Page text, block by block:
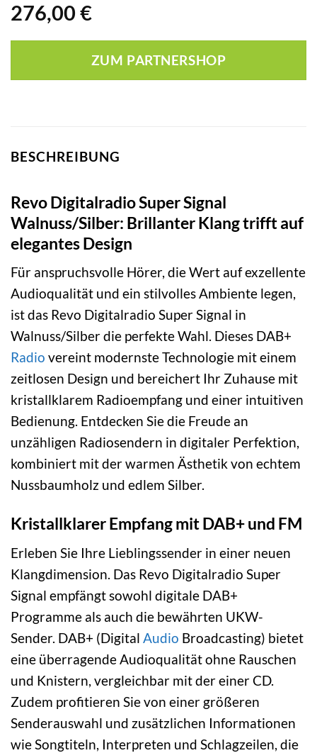
276,00 €
ZUM PARTNERSHOP
BESCHREIBUNG
Revo Digitalradio Super Signal
Walnuss/Silber: Brillanter Klang trifft auf
elegantes Design
Für anspruchsvolle Hörer, die Wert auf exzellente
Audioqualität und ein stilvolles Ambiente legen,
ist das Revo Digitalradio Super Signal in
Walnuss/Silber die perfekte Wahl. Dieses DAB+
Radio vereint modernste Technologie mit einem
zeitlosen Design und bereichert Ihr Zuhause mit
kristallklarem Radioempfang und einer intuitiven
Bedienung. Entdecken Sie die Freude an
unzähligen Radiosendern in digitaler Perfektion,
kombiniert mit der warmen Ästhetik von echtem
Nussbaumholz und edlem Silber.
Kristallklarer Empfang mit DAB+ und FM
Erleben Sie Ihre Lieblingssender in einer neuen
Klangdimension. Das Revo Digitalradio Super
Signal empfängt sowohl digitale DAB+
Programme als auch die bewährten UKW-
Sender. DAB+ (Digital Audio Broadcasting) bietet
eine überragende Audioqualität ohne Rauschen
und Knistern, vergleichbar mit der einer CD.
Zudem profitieren Sie von einer größeren
Senderauswahl und zusätzlichen Informationen
wie Songtiteln, Interpreten und Schlagzeilen, die